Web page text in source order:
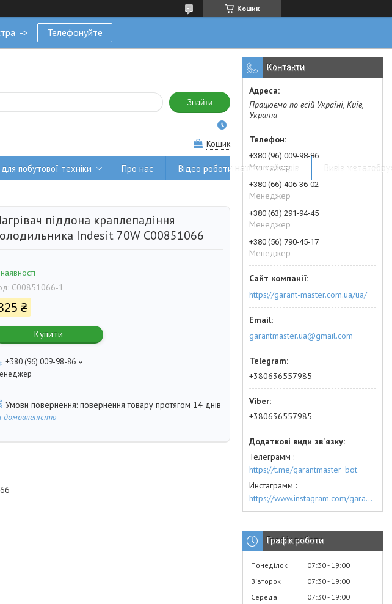
Кошик
-> Телефонуйте
Знайти
Кошик
побутової техніки Про нас Відео роботи наших майстрів Вивіз
піддона краплепадіння
Indesit 70W C00851066
C00851066-1
₴
Купити
+380 (96) 009-98-86
повернення товару протягом 14 днів
домовленістю
Контакти
Працюємо по всій Україні, Київ,
Україна
+380 (96) 009-98-86
Менеджер
+380 (66) 406-36-02
Менеджер
+380 (63) 291-94-45
Менеджер
+380 (56) 790-45-17
Менеджер
https://garant-master.com.ua/ua/
garantmaster.ua@gmail.com
+380636557985
+380636557985
Телеграмм
https://t.me/garantmaster_bot
Инстаграмм
https://www.instagram.com/garantmaster.ua/
Графік роботи
Понеділок 07:30 19:00
Вівторок
07:30 19:00
Середа
07:30 19:00